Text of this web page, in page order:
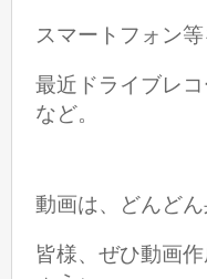
スマートフォン等
最近ドライブレ
など。
動画は、どんどん
皆様、ぜひ動画